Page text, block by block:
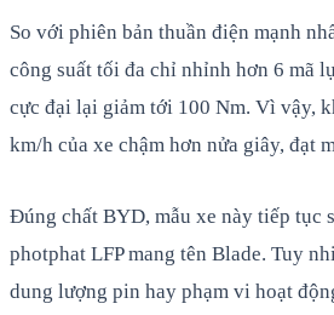
So với phiên bản thuần điện mạnh
công suất tối đa chỉ nhỉnh hơn 6 mã
cực đại lại giảm tới 100 Nm. Vì vậy,
km/h của xe chậm hơn nửa giây, đạt
Đúng chất BYD, mẫu xe này tiếp tục
photphat LFP mang tên Blade. Tuy
dung lượng pin hay phạm vi hoạt